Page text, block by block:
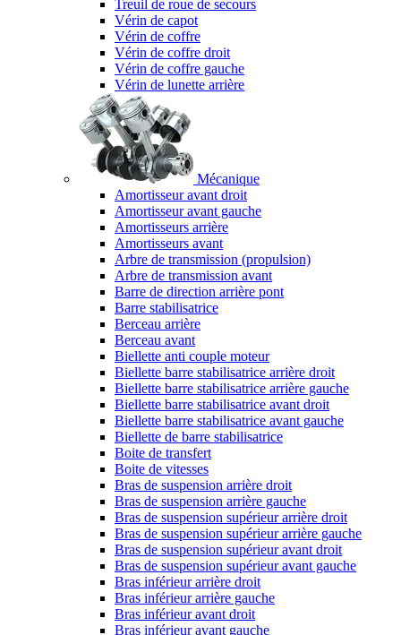
Treuil de roue de secours
Vérin de capot
Vérin de coffre
Vérin de coffre droit
Vérin de coffre gauche
Vérin de lunette arrière
Mécanique
Amortisseur avant droit
Amortisseur avant gauche
Amortisseurs arrière
Amortisseurs avant
Arbre de transmission (propulsion)
Arbre de transmission avant
Barre de direction arrière pont
Barre stabilisatrice
Berceau arrière
Berceau avant
Biellette anti couple moteur
Biellette barre stabilisatrice arrière droit
Biellette barre stabilisatrice arrière gauche
Biellette barre stabilisatrice avant droit
Biellette barre stabilisatrice avant gauche
Biellette de barre stabilisatrice
Boite de transfert
Boite de vitesses
Bras de suspension arrière droit
Bras de suspension arrière gauche
Bras de suspension supérieur arrière droit
Bras de suspension supérieur arrière gauche
Bras de suspension supérieur avant droit
Bras de suspension supérieur avant gauche
Bras inférieur arrière droit
Bras inférieur arrière gauche
Bras inférieur avant droit
Bras inférieur avant gauche